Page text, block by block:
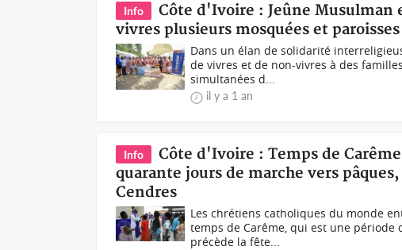
Info
Côte d'Ivoire : Jeûne Musulman
vivres plusieurs mosquées et
Dans un élan de solidarité
de vivres et de non-vivres à des
simultanées d...
il y a 1 an
Info
Côte d'Ivoire : Temps de
quarante jours de marche vers
Cendres
Les chrétiens catholiques du monde
temps de Carême, qui est une
précède la fête...